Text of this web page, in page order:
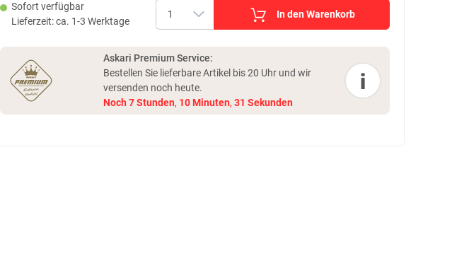
Sofort verfügbar
Lieferzeit: ca. 1-3 Werktage
In den Warenkorb
Askari Premium Service:
Bestellen Sie lieferbare Artikel bis 20 Uhr und wir
versenden noch heute.
Noch 7Stunden, 10 Minuten, 30 Sekunden
i